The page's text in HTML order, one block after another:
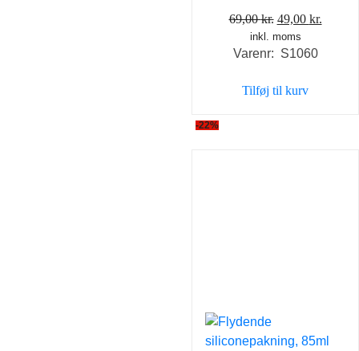
69,00kr. Den
oprindelige
pris
69,00 kr..
49,00 kr.
inkl. moms
Varenr: S1060
Tilføj til kurv
-22%